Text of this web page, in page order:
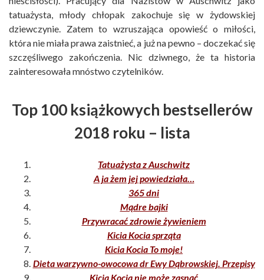
tatuażysta, młody chłopak zakochuje się w żydowskiej
dziewczynie. Zatem to wzruszająca opowieść o miłości,
która nie miała prawa zaistnieć, a już na pewno – doczekać się
szczęśliwego zakończenia. Nic dziwnego, że ta historia
zainteresowała mnóstwo czytelników.
Top 100 książkowych bestsellerów
2018 roku – lista
Tatuażysta z Auschwitz
A ja żem jej powiedziała…
365 dni
Mądre bajki
Przywracać zdrowie żywieniem
Kicia Kocia sprząta
Kicia Kocia To moje!
Dieta warzywno-owocowa dr Ewy Dąbrowskiej. Przepisy
Kicia Kocia nie może zasnąć